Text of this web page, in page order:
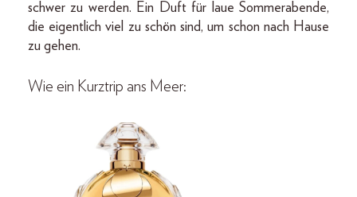
schwer zu werden. Ein Duft für laue Sommerabende,
die eigentlich viel zu schön sind, um schon nach Hause
zu gehen.
Wie ein Kurztrip ans Meer: